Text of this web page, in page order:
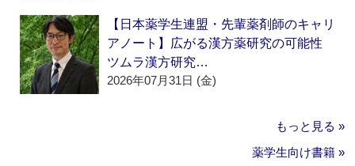
【日本薬学生連盟・先輩薬剤師のキャリ
アノート】広がる漢方薬研究の可能性
ツムラ漢方研究…
2026年07月31日 (金)
もっと見る »
薬学生向け書籍 »